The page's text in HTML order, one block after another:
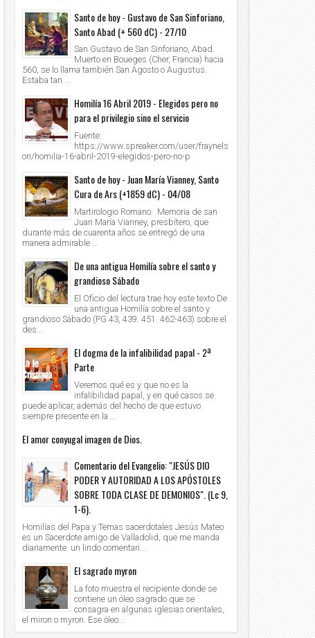
Santo de hoy - Gustavo de San Sinforiano,
Santo Abad (+ 560 dC) - 27/10
San Gustavo de San Sinforiano, Abad.
Muerto en Boueges (Cher, Francia) hacia
560, se lo llama también San Agosto o Augustus.
Estaba tan ...
Homilía 16 Abril 2019 - Elegidos pero no
para el privilegio sino el servicio
Fuente:
https://www.spreaker.com/user/fraynels
on/homilia-16-abril-2019-elegidos-pero-no-p
Santo de hoy - Juan María Vianney, Santo
Cura de Ars (+1859 dC) - 04/08
Martirologio Romano: Memoria de san
Juan María Vianney, presbítero, que
durante más de cuarenta años se entregó de una
manera admirable ...
De una antigua Homilía sobre el santo y
grandioso Sábado
El Oficio del lectura trae hoy este texto De
una antigua Homilía sobre el santo y
grandioso Sábado (PG 43, 439. 451. 462-463) sobre el
des...
El dogma de la infalibilidad papal - 2ª
Parte
Veremos qué es y que no es la
infalibilidad papal, y en qué casos se
puede aplicar, además del hecho de que estuvo
siempre presente en la ...
El amor conyugal imagen de Dios.
Comentario del Evangelio: "JESÚS DIO
PODER Y AUTORIDAD A LOS APÓSTOLES
SOBRE TODA CLASE DE DEMONIOS". (Lc 9,
1-6).
Homilías del Papa y Temas sacerdotales Jesús Mateo
es un Sacerdote amigo de Valladolid, que me manda
diariamente un lindo comentari...
El sagrado myron
La foto muestra el recipiente donde se
contiene un óleo sagrado que se
consagra en algunas iglesias orientales,
el miron o myron. Ese óleo...